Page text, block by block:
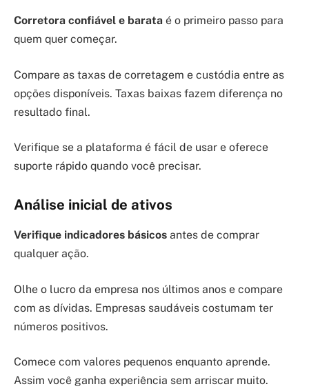
Corretora confiável e barata é o primeiro passo para
quem quer começar.
Compare as taxas de corretagem e custódia entre as
opções disponíveis. Taxas baixas fazem diferença no
resultado final.
Verifique se a plataforma é fácil de usar e oferece
suporte rápido quando você precisar.
Análise inicial de ativos
Verifique indicadores básicos antes de comprar
qualquer ação.
Olhe o lucro da empresa nos últimos anos e compare
com as dívidas. Empresas saudáveis costumam ter
números positivos.
Comece com valores pequenos enquanto aprende.
Assim você ganha experiência sem arriscar muito.